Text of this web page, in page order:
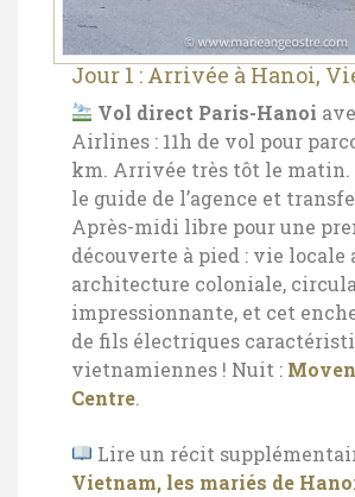
Jour 1 : Arrivée à Hanoi,
Vol direct Paris-Hanoi
Airlines : 11h de vol pour
km. Arrivée très tôt le matin.
le guide de l’agence et
Après-midi libre pour une
découverte à pied : vie locale
architecture coloniale,
impressionnante, et cet
de fils électriques
vietnamiennes ! Nuit :
Centre.
Lire un récit
Vietnam, les mariés de